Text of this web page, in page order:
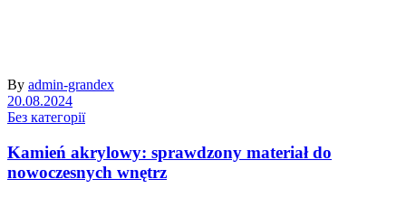
By admin-grandex
20.08.2024
Без категорії
Kamień akrylowy: sprawdzony materiał do
nowoczesnych wnętrz